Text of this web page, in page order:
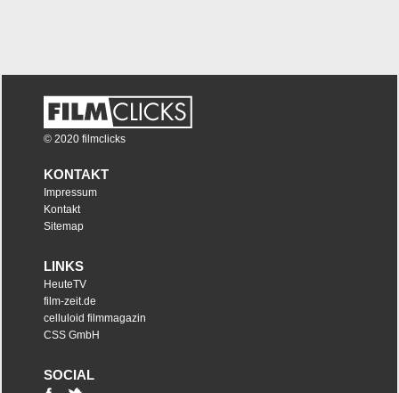
© 2020 filmclicks
KONTAKT
Impressum
Kontakt
Sitemap
LINKS
HeuteTV
film-zeit.de
celluloid filmmagazin
CSS GmbH
SOCIAL